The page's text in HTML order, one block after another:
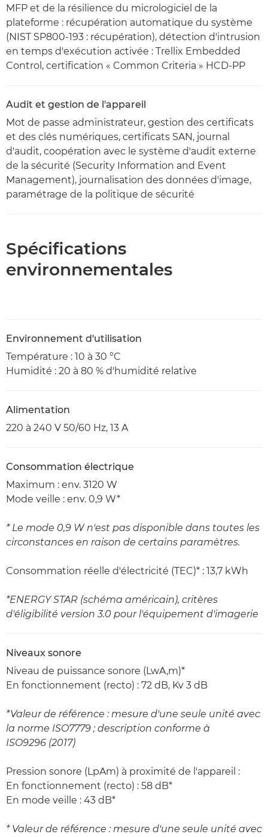
MFP et de la résilience du micrologiciel de la
plateforme : récupération automatique du système
(NIST SP800-193 : récupération), détection d'intrusion
en temps d'exécution activée : Trellix Embedded
Control, certification « Common Criteria » HCD-PP
Audit et gestion de l'appareil
Mot de passe administrateur, gestion des certificats
et des clés numériques, certificats SAN, journal
d'audit, coopération avec le système d'audit externe
de la sécurité (Security Information and Event
Management), journalisation des données d'image,
paramétrage de la politique de sécurité
Spécifications
environnementales
Environnement d'utilisation
Température : 10 à 30 °C
Humidité : 20 à 80 % d'humidité relative
Alimentation
220 à 240 V 50/60 Hz, 13 A
Consommation électrique
Maximum : env. 3120 W
Mode veille : env. 0,9 W*
* Le mode 0,9 W n'est pas disponible dans toutes les
circonstances en raison de certains paramètres.
Consommation réelle d'électricité (TEC)* : 13,7 kWh
*ENERGY STAR (schéma américain), critères
d'éligibilité version 3.0 pour l'équipement d'imagerie
Niveaux sonore
Niveau de puissance sonore (LwA,m)*
En fonctionnement (recto) : 72 dB, Kv 3 dB
*Valeur de référence : mesure d'une seule unité avec
la norme ISO7779 ; description conforme à
ISO9296 (2017)
Pression sonore (LpAm) à proximité de l'appareil :
En fonctionnement (recto) : 58 dB*
En mode veille : 43 dB*
* Valeur de référence : mesure d'une seule unité avec